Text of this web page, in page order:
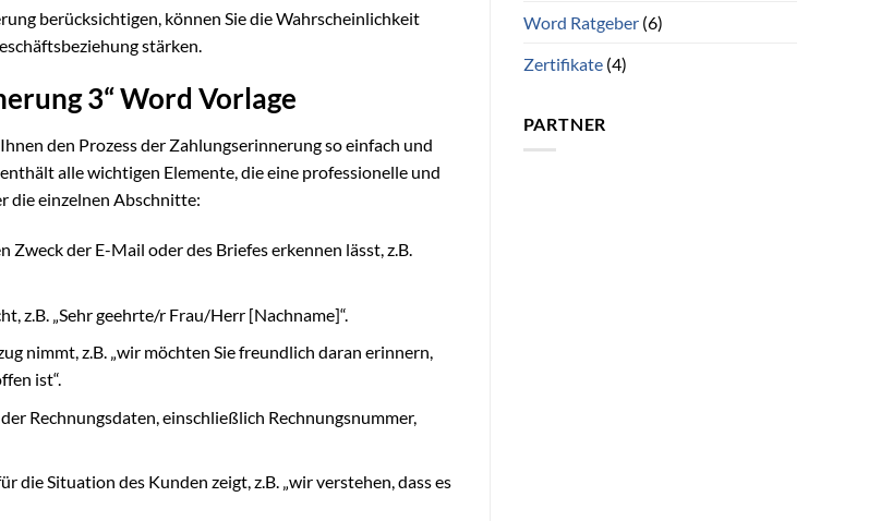
berücksichtigen, können Sie die Wahrscheinlichkeit
stärken.
3“ Word Vorlage
den Prozess der Zahlungserinnerung so einfach und
alle wichtigen Elemente, die eine professionelle und
die einzelnen Abschnitte:
der E-Mail oder des Briefes erkennen lässt, z.B.
z.B. „Sehr geehrte/r Frau/Herr [Nachname]“.
nimmt, z.B. „wir möchten Sie freundlich daran erinnern,
ist“.
Rechnungsdaten, einschließlich Rechnungsnummer,
die Situation des Kunden zeigt, z.B. „wir verstehen, dass es
Word Ratgeber(6)
Zertifikate(4)
PARTNER